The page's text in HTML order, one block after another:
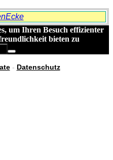
um Ihren Besuch effizienter
bieten zu
- Datenschutz